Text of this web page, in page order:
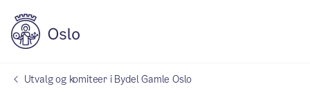
Utvalg og komiteer i Bydel Gamle Oslo